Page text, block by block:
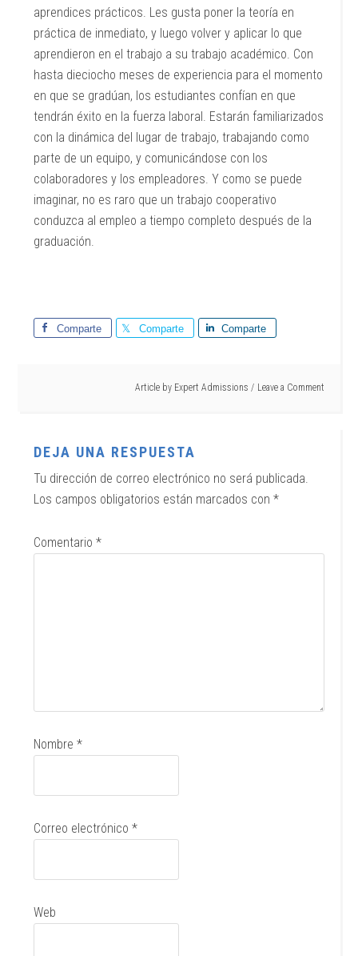
aprendices prácticos. Les gusta poner la teoría en
práctica de inmediato, y luego volver y aplicar lo que
aprendieron en el trabajo a su trabajo académico. Con
hasta dieciocho meses de experiencia para el momento
en que se gradúan, los estudiantes confían en que
tendrán éxito en la fuerza laboral. Estarán familiarizados
con la dinámica del lugar de trabajo, trabajando como
parte de un equipo, y comunicándose con los
colaboradores y los empleadores. Y como se puede
imaginar, no es raro que un trabajo cooperativo
conduzca al empleo a tiempo completo después de la
graduación.
Comparte Comparte Comparte
Article by Expert Admissions Leave a Comment
DEJA UNA RESPUESTA
Tu dirección de correo electrónico no será publicada.
Los campos obligatorios están marcados con*
Comentario*
Nombre*
Correo electrónico*
Web